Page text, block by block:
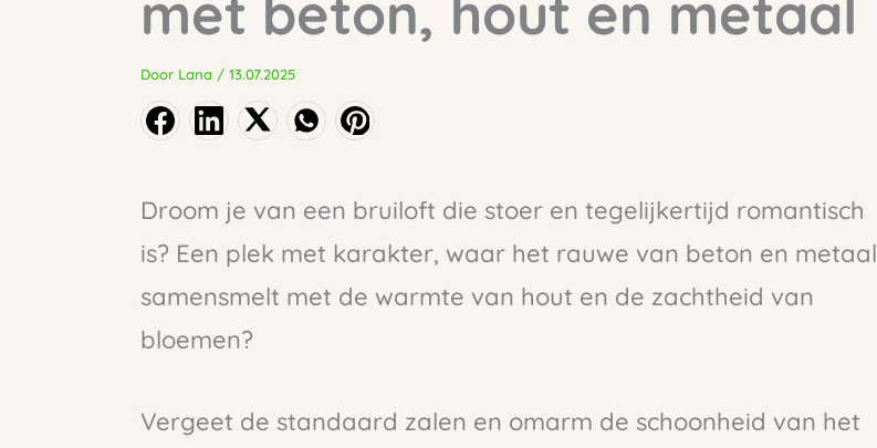
Door Lana / 13.07.2025
Droom je van een bruiloft die stoer en tegelijkertijd romantisch
is? Een plek met karakter, waar het rauwe van beton en metaal
samensmelt met de warmte van hout en de zachtheid van
bloemen?
Vergeet de standaard zalen en omarm de schoonheid van het